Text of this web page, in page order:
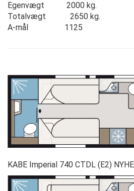
Egenvægt 2000 kg.
Totalvægt 2650 kg.
A-mål 1125
KABE Imperial 740 CTDL (E2)